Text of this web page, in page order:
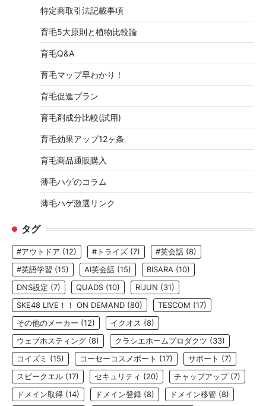
特定商取引法記載事項
育毛5大原則と植物比較論
育毛Q&A
育毛マップ早わかり！
育毛促進プラン
育毛剤成分比較(試用)
育毛効果アップ12ヶ条
育毛商品通販購入
薄毛ハゲのコラム
薄毛ハゲ激選リンク
タグ
#アウトドア (12) #トライズ (7) #英会話 (8)
#英語学習 (15) AI英会話 (15) BISARA (10)
DNS設定 (7) QUADS (10) RiJUN (31)
SKE48 LIVE！！ ON DEMAND (80) TESCOM (17)
その他のメーカー (12) イクオス (8)
ウェブホスティング (8) クラシエホームプロダクツ (33)
コイズミ (15) コーセーコスメポート (17) サポート (7)
スピークエル (17) セキュリティ (20) チャップアップ(7)
ドメイン取得 (14) ドメイン登録 (8) ドメイン移管 (8)